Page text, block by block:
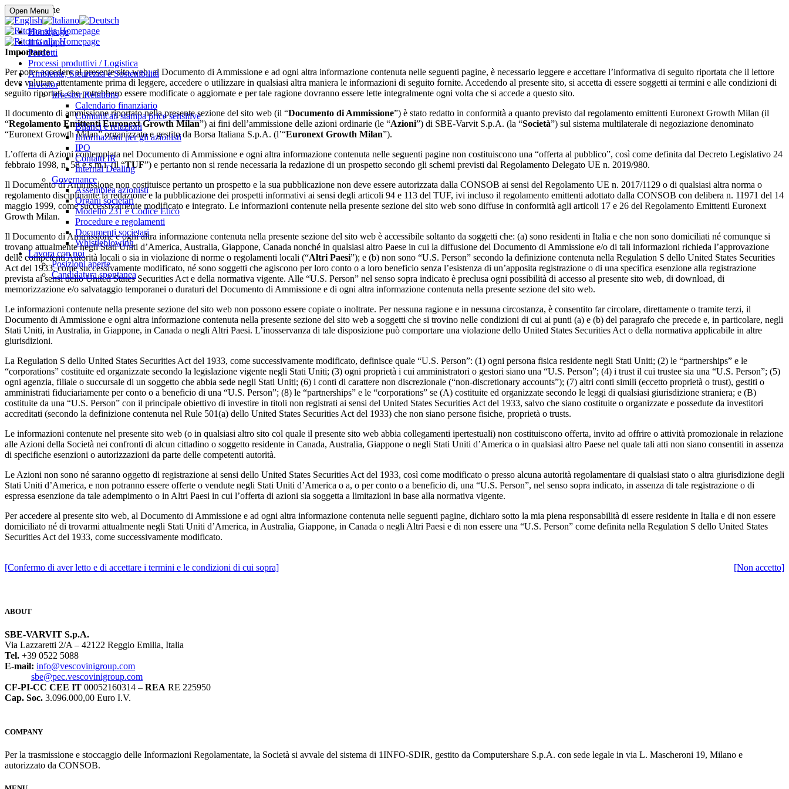
Open Menu
Homepage
Il Gruppo
Prodotti
Processi produttivi / Logistica
Ambiente, Sicurezza e Sostenibilità
Investor
Investor Relations
Calendario finanziario
Comunicati stampa price sensitive
Bilanci e relazioni
Informazioni per gli azionisti
IPO
Contatti IR
Internal Dealing
Governance
Assemblea azionisti
Organi societari
Modello 231 e Codice Etico
Procedure e regolamenti
Documenti societari
Whistleblowing
Lavora con noi
Posizioni aperte
Candidatura spontanea
Compra online
Importante
Per poter accedere al presente sito web, al Documento di Ammissione e ad ogni altra informazione contenuta nelle seguenti pagine, è necessario leggere e accettare l’informativa di seguito riportata che il lettore
deve valutare attentamente prima di leggere, accedere o utilizzare in qualsiasi altra maniera le informazioni di seguito fornite. Accedendo al presente sito, si accetta di essere soggetti ai termini e alle condizioni di
seguito riportati, che potrebbero essere modificate o aggiornate e per tale ragione dovranno essere lette integralmente ogni volta che si accede a questo sito.
Il documento di ammissione riportato nella presente sezione del sito web (il “Documento di Ammissione”) è stato redatto in conformità a quanto previsto dal regolamento emittenti Euronext Growth Milan (il
“Regolamento Emittenti Euronext Growth Milan”) ai fini dell’ammissione delle azioni ordinarie (le “Azioni”) di SBE-Varvit S.p.A. (la “Società”) sul sistema multilaterale di negoziazione denominato
“Euronext Growth Milan” organizzato e gestito da Borsa Italiana S.p.A. (l’“Euronext Growth Milan”).
L’offerta di Azioni contemplata nel Documento di Ammissione e ogni altra informazione contenuta nelle seguenti pagine non costituiscono una “offerta al pubblico”, così come definita dal Decreto Legislativo 24
febbraio 1998, n. 58 e s.m.i. (il “TUF”) e pertanto non si rende necessaria la redazione di un prospetto secondo gli schemi previsti dal Regolamento Delegato UE n. 2019/980.
Il Documento di Ammissione non costituisce pertanto un prospetto e la sua pubblicazione non deve essere autorizzata dalla CONSOB ai sensi del Regolamento UE n. 2017/1129 o di qualsiasi altra norma o
regolamento disciplinante la redazione e la pubblicazione dei prospetti informativi ai sensi degli articoli 94 e 113 del TUF, ivi incluso il regolamento emittenti adottato dalla CONSOB con delibera n. 11971 del 14
maggio 1999, come successivamente modificato e integrato. Le informazioni contenute nella presente sezione del sito web sono diffuse in conformità agli articoli 17 e 26 del Regolamento Emittenti Euronext
Growth Milan.
Il Documento di Ammissione e ogni altra informazione contenuta nella presente sezione del sito web è accessibile soltanto da soggetti che: (a) sono residenti in Italia e che non sono domiciliati né comunque si
trovano attualmente negli Stati Uniti d’America, Australia, Giappone, Canada nonché in qualsiasi altro Paese in cui la diffusione del Documento di Ammissione e/o di tali informazioni richieda l’approvazione
delle competenti Autorità locali o sia in violazione di norme o regolamenti locali (“Altri Paesi”); e (b) non sono “U.S. Person” secondo la definizione contenuta nella Regulation S dello United States Securities
Act del 1933, come successivamente modificato, né sono soggetti che agiscono per loro conto o a loro beneficio senza l’esistenza di un’apposita registrazione o di una specifica esenzione alla registrazione
prevista ai sensi dello United States Securities Act e della normativa vigente. Alle “U.S. Person” nel senso sopra indicato è preclusa ogni possibilità di accesso al presente sito web, di download, di
memorizzazione e/o salvataggio temporanei o duraturi del Documento di Ammissione e di ogni altra informazione contenuta nella presente sezione del sito web.
Le informazioni contenute nella presente sezione del sito web non possono essere copiate o inoltrate. Per nessuna ragione e in nessuna circostanza, è consentito far circolare, direttamente o tramite terzi, il
Documento di Ammissione e ogni altra informazione contenuta nella presente sezione del sito web a soggetti che si trovino nelle condizioni di cui ai punti (a) e (b) del paragrafo che precede e, in particolare, negli
Stati Uniti, in Australia, in Giappone, in Canada o negli Altri Paesi. L’inosservanza di tale disposizione può comportare una violazione dello United States Securities Act o della normativa applicabile in altre
giurisdizioni.
La Regulation S dello United States Securities Act del 1933, come successivamente modificato, definisce quale “U.S. Person”: (1) ogni persona fisica residente negli Stati Uniti; (2) le “partnerships” e le
“corporations” costituite ed organizzate secondo la legislazione vigente negli Stati Uniti; (3) ogni proprietà i cui amministratori o gestori siano una “U.S. Person”; (4) i trust il cui trustee sia una “U.S. Person”; (5)
ogni agenzia, filiale o succursale di un soggetto che abbia sede negli Stati Uniti; (6) i conti di carattere non discrezionale (“non-discretionary accounts”); (7) altri conti simili (eccetto proprietà o trust), gestiti o
amministrati fiduciariamente per conto o a beneficio di una “U.S. Person”; (8) le “partnerships” e le “corporations” se (A) costituite ed organizzate secondo le leggi di qualsiasi giurisdizione straniera; e (B)
costituite da una “U.S. Person” con il principale obiettivo di investire in titoli non registrati ai sensi del United States Securities Act del 1933, salvo che siano costituite o organizzate e possedute da investitori
accreditati (secondo la definizione contenuta nel Rule 501(a) dello United States Securities Act del 1933) che non siano persone fisiche, proprietà o trusts.
Le informazioni contenute nel presente sito web (o in qualsiasi altro sito col quale il presente sito web abbia collegamenti ipertestuali) non costituiscono offerta, invito ad offrire o attività promozionale in relazione
alle Azioni della Società nei confronti di alcun cittadino o soggetto residente in Canada, Australia, Giappone o negli Stati Uniti d’America o in qualsiasi altro Paese nel quale tali atti non siano consentiti in assenza
di specifiche esenzioni o autorizzazioni da parte delle competenti autorità.
Le Azioni non sono né saranno oggetto di registrazione ai sensi dello United States Securities Act del 1933, così come modificato o presso alcuna autorità regolamentare di qualsiasi stato o altra giurisdizione degli
Stati Uniti d’America, e non potranno essere offerte o vendute negli Stati Uniti d’America o a, o per conto o a beneficio di, una “U.S. Person”, nel senso sopra indicato, in assenza di tale registrazione o di
espressa esenzione da tale adempimento o in Altri Paesi in cui l’offerta di azioni sia soggetta a limitazioni in base alla normativa vigente.
Per accedere al presente sito web, al Documento di Ammissione e ad ogni altra informazione contenuta nelle seguenti pagine, dichiaro sotto la mia piena responsabilità di essere residente in Italia e di non essere
domiciliato né di trovarmi attualmente negli Stati Uniti d’America, in Australia, Giappone, in Canada o negli Altri Paesi e di non essere una “U.S. Person” come definita nella Regulation S dello United States
Securities Act del 1933, come successivamente modificato.
[Confermo di aver letto e di accettare i termini e le condizioni di cui sopra] [Non accetto]
ABOUT
SBE-VARVIT S.p.A.
Via Lazzaretti 2/A – 42122 Reggio Emilia, Italia
Tel. +39 0522 5088
E-mail: info@vescovinigroup.com
sbe@pec.vescovinigroup.com
CF-PI-CC CEE IT 00052160314 – REA RE 225950
Cap. Soc. 3.096.000,00 Euro I.V.
COMPANY
Per la trasmissione e stoccaggio delle Informazioni Regolamentate, la Società si avvale del sistema di 1INFO-SDIR, gestito da Computershare S.p.A. con sede legale in via L. Mascheroni 19, Milano e
autorizzato da CONSOB.